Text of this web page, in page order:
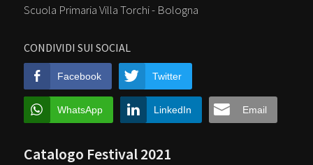
CONDIVIDI SUI SOCIAL
Facebook Twitter
WhatsApp LinkedIn Email
Scuola Primaria Villa Torchi - Bologna
Catalogo Festival 2021